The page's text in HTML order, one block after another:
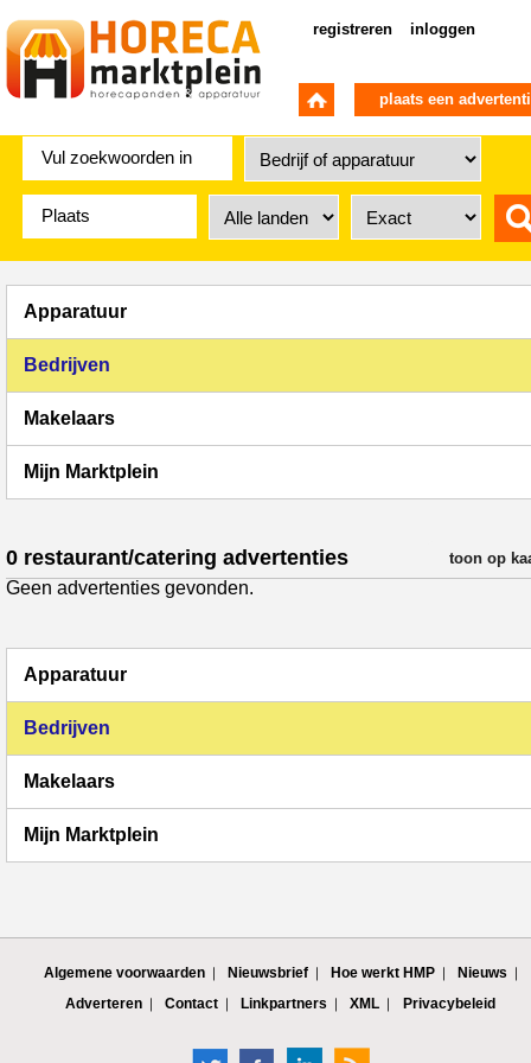
registreren inloggen
plaats een
Apparatuur
Bedrijven
Makelaars
Mijn Marktplein
0 restaurant/catering advertenties verfijn
toon op
Geen advertenties gevonden.
Apparatuur
Bedrijven
Makelaars
Mijn Marktplein
Algemene voorwaarden Nieuwsbrief Hoe werkt HMP
Nieuws
Adverteren
Contact Linkpartners XML Privacybeleid